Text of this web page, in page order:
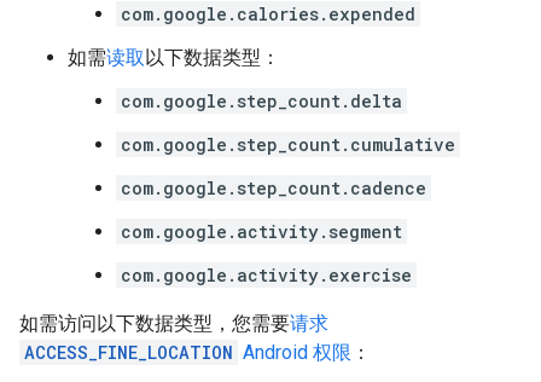
com.google.calories.expended
如需读取以下数据类型：
com.google.step_count.delta
com.google.step_count.cumulative
com.google.step_count.cadence
com.google.activity.segment
com.google.activity.exercise
如需访问以下数据类型，您需要请求
ACCESS_FINE_LOCATION Android 权限 ：